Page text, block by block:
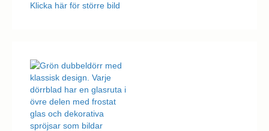
Klicka här för större bild